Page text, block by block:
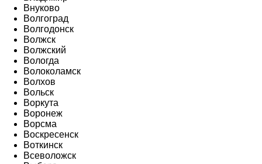
Внуково
Волгоград
Волгодонск
Волжск
Волжский
Вологда
Волоколамск
Волхов
Вольск
Воркута
Воронеж
Ворсма
Воскресенск
Воткинск
Всеволожск